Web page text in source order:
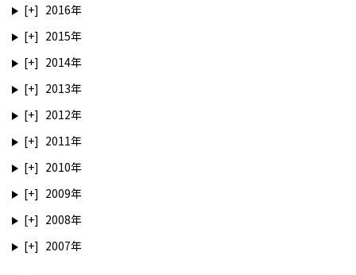
2016
2015
2014
2013
2012
2011
2010
2009
2008
2007